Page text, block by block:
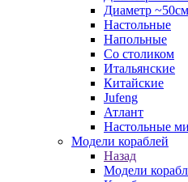
Диаметр ~50см
Настольные
Напольные
Со столиком
Итальянские
Китайские
Jufeng
Атлант
Настольные
Модели кораблей
Назад
Модели